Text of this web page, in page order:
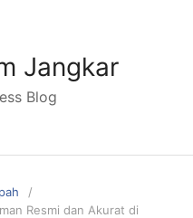
Jangkar
Blog
Resmi dan Akurat di